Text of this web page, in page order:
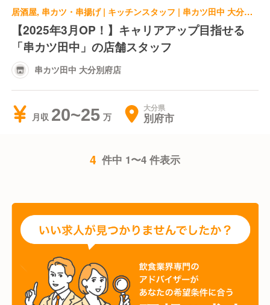
居酒屋, 串カツ・串揚げ | キッチンスタッフ | 串カツ田中 大分別府店
【2025年3月OP！】キャリアアップ目指せる
「串カツ田中」の店舗スタッフ
串カツ田中 大分別府店
月収 20~25 大分県
別府市
4 件中 1〜4 件表示